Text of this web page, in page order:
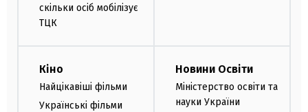
скільки осіб мобілізує
ТЦК
Кіно
Найцікавіші фільми
Українські фільми
Новини Освіти
Міністерство освіти та
науки України